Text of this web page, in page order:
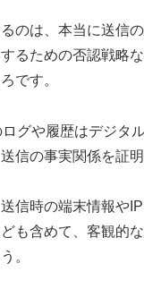
のは、本当に送信
るための否認戦略
です。
グや履歴はデジタ
信の事実関係を証
信時の端末情報や
も含めて、客観的
。